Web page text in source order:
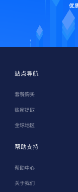
优
站点导航
套餐购买
账密提取
全球地区
帮助支持
帮助中心
关于我们